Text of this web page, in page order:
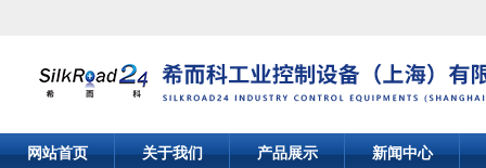
网站首页 关于我们 产品展示 新闻中心